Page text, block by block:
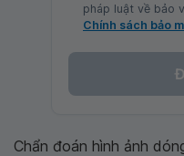
pháp luật về bảo
Chính sách bảo
Chẩn đoán hình ảnh